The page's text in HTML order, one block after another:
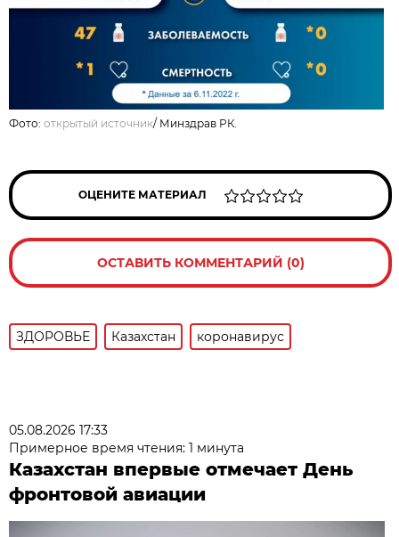
Фото:открытый источник/ Минздрав РК.
ОЦЕНИТЕ МАТЕРИАЛ
ОСТАВИТЬ КОММЕНТАРИЙ (0)
ЗДОРОВЬЕ Казахстан коронавирус
05.08.2026 17:33
Примерное время чтения: 1 минута
Казахстан впервые отмечает День
фронтовой авиации